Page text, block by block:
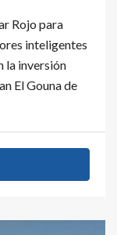
Rojo para
inteligentes
la inversión
El Gouna de